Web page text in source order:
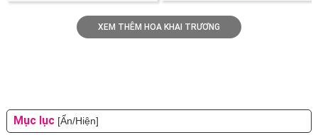
XEM THÊM HOA KHAI TRƯƠNG
Mục lục [Ẩn/Hiện]